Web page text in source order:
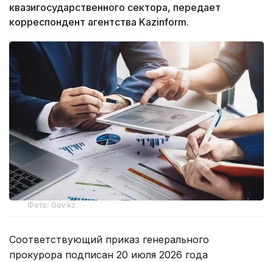
квазигосударственного сектора, передает
корреспондент агентства Kazinform.
Фото: Gov.kz
Соответствующий приказ генерального
прокурора подписан 20 июля 2026 года